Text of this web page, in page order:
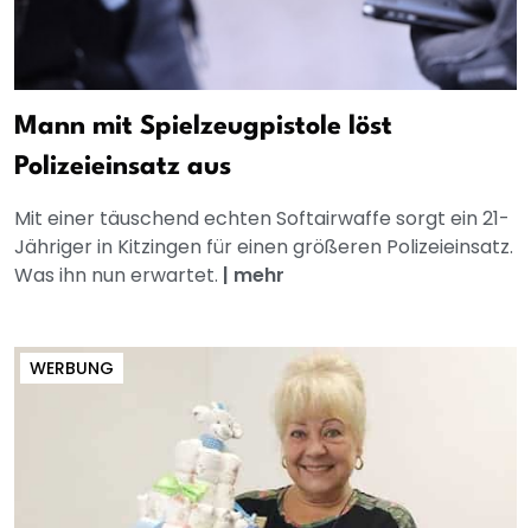
Mann mit Spielzeugpistole löst
Polizeieinsatz aus
Mit einer täuschend echten Softairwaffe sorgt ein 21-
Jähriger in Kitzingen für einen größeren Polizeieinsatz.
Was ihn nun erwartet. | mehr
WERBUNG